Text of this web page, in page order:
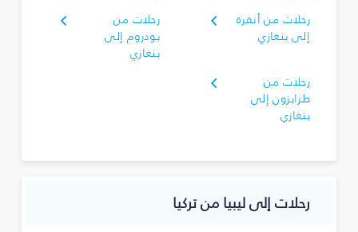
رحلات من أنقرة
إلى بنغازي
رحلات من
بودروم إلى
بنغازي
رحلات من
طرابزون إلى
بنغازي
رحلات إلى ليبيا من تركيا